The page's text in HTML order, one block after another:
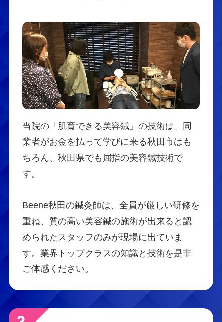
当院の「肌育できる美容鍼」の技術は、同
業者がお金を払って学びに来る秋田市はも
ちろん、秋田県でも屈指の美容鍼技術で
す。
Beene秋田の鍼灸師は、全員が厳しい研修を
重ね、質の高い美容鍼の施術が出来ると認
められたスタッフのみが現場に出ていま
す。業界トップクラスの知識と技術を是非
ご体感ください。